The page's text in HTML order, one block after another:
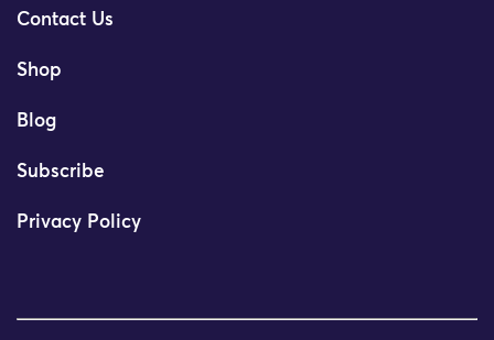
Contact Us
Shop
Blog
Subscribe
Privacy Policy